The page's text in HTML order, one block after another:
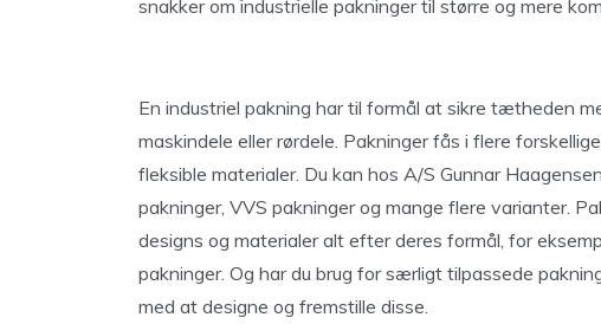
snakker om industrielle pakninger til større og mere
En industriel pakning har til formål at sikre tætheden
maskindele eller rørdele. Pakninger fås i flere
fleksible materialer. Du kan hos A/S Gunnar
pakninger, VVS pakninger og mange flere varianter.
designs og materialer alt efter deres formål, for
pakninger. Og har du brug for særligt tilpassede
med at designe og fremstille disse.